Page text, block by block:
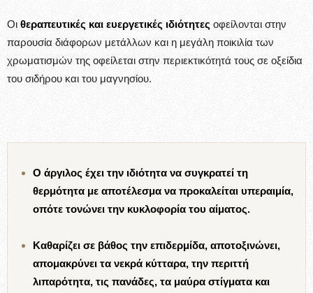
Οι θεραπευτικές και ευεργετικές ιδιότητες οφείλονται στην
παρουσία διάφορων μετάλλων και η μεγάλη ποικιλία των
χρωματισμών της οφείλεται στην περιεκτικότητά τους σε οξείδια
του σιδήρου και του μαγνησίου.
Ο άργιλος έχει την ιδιότητα να συγκρατεί τη
θερμότητα με αποτέλεσμα να προκαλείται υπεραιμία,
οπότε τονώνει την κυκλοφορία του αίματος.
Καθαρίζει σε βάθος την επιδερμίδα, αποτοξινώνει,
απομακρύνει τα νεκρά κύτταρα, την περιττή
λιπαρότητα, τις πανάδες, τα μαύρα στίγματα και